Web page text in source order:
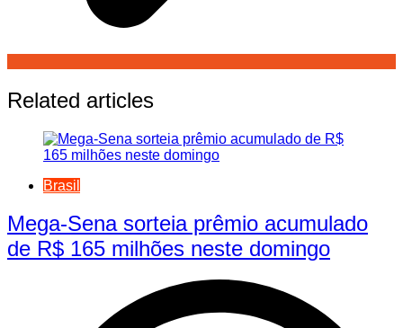
Related articles
Brasil
Mega-Sena sorteia prêmio acumulado
de R$ 165 milhões neste domingo